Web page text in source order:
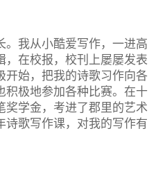
我从小酷爱写作，一进高
，在校报，校刊上屡屡发表
开始，把我的诗歌习作向各
积极地参加各种比赛。在十
学金，考进了郡里的艺术
诗歌写作课，对我的写作有